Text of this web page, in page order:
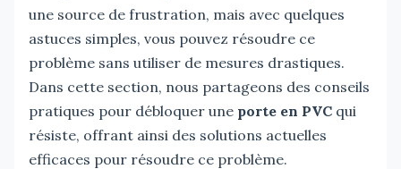
une source de frustration, mais avec quelques
astuces simples, vous pouvez résoudre ce
problème sans utiliser de mesures drastiques.
Dans cette section, nous partageons des conseils
pratiques pour débloquer une porte en PVC qui
résiste, offrant ainsi des solutions actuelles
efficaces pour résoudre ce problème.